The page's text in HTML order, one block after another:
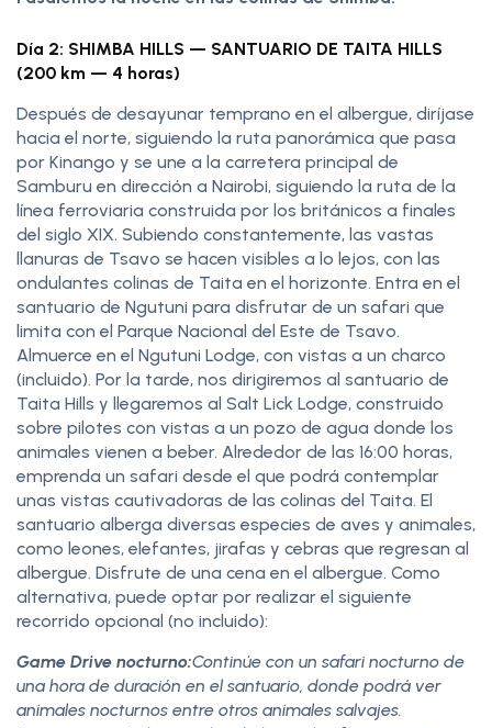
Día 2: SHIMBA HILLS — SANTUARIO DE TAITA HILLS
(200 km — 4 horas)
Después de desayunar temprano en el albergue, diríjase
hacia el norte, siguiendo la ruta panorámica que pasa
por Kinango y se une a la carretera principal de
Samburu en dirección a Nairobi, siguiendo la ruta de la
línea ferroviaria construida por los británicos a finales
del siglo XIX. Subiendo constantemente, las vastas
llanuras de Tsavo se hacen visibles a lo lejos, con las
ondulantes colinas de Taita en el horizonte. Entra en el
santuario de Ngutuni para disfrutar de un safari que
limita con el Parque Nacional del Este de Tsavo.
Almuerce en el Ngutuni Lodge, con vistas a un charco
(incluido). Por la tarde, nos dirigiremos al santuario de
Taita Hills y llegaremos al Salt Lick Lodge, construido
sobre pilotes con vistas a un pozo de agua donde los
animales vienen a beber. Alrededor de las 16:00 horas,
emprenda un safari desde el que podrá contemplar
unas vistas cautivadoras de las colinas del Taita. El
santuario alberga diversas especies de aves y animales,
como leones, elefantes, jirafas y cebras que regresan al
albergue. Disfrute de una cena en el albergue. Como
alternativa, puede optar por realizar el siguiente
recorrido opcional (no incluido):
Game Drive nocturno:Continúe con un safari nocturno de
una hora de duración en el santuario, donde podrá ver
animales nocturnos entre otros animales salvajes.